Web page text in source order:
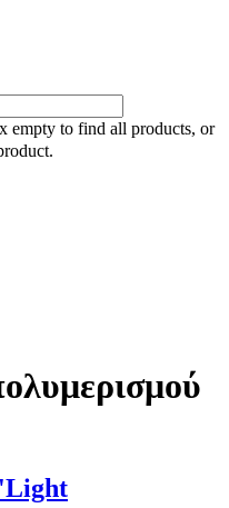
empty to find all products, or